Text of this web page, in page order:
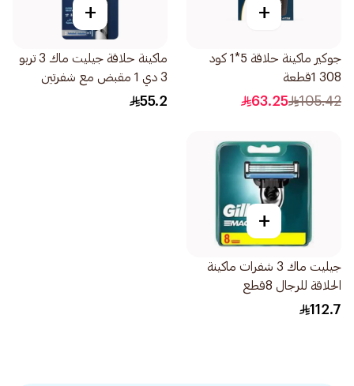
+
جوكير ماكينة حلاقة 5*1 كود
308 1قطعة
105.42
63.25
+
ماكينة حلاقة جيليت ماك 3 تربو
3 دي 1 مقبض مع شفرتين
2قطعة
55.2
+
جيليت ماك 3 شفرات ماكينة
الحلاقة للرجال 8قطع
112.7